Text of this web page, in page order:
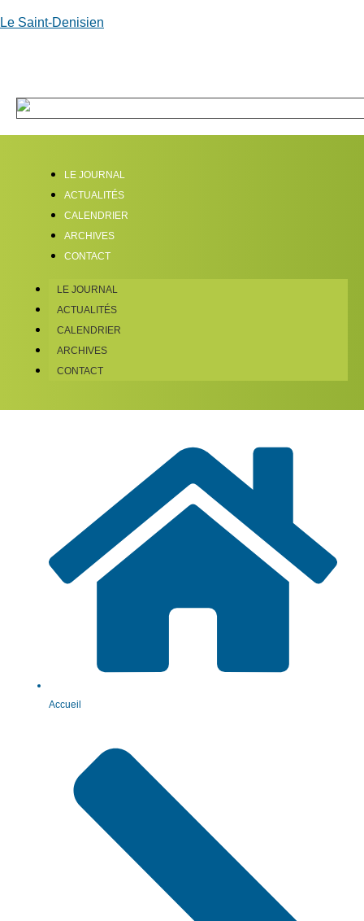
Le Saint-Denisien
LE JOURNAL
ACTUALITÉS
CALENDRIER
ARCHIVES
CONTACT
LE JOURNAL
ACTUALITÉS
CALENDRIER
ARCHIVES
CONTACT
Accueil